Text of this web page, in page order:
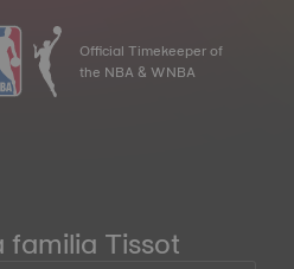
Official Timekeeper of
the NBA & WNBA
familia Tissot